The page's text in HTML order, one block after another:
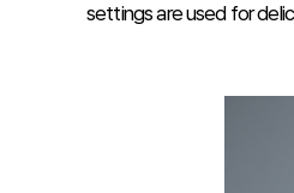
settings are used for